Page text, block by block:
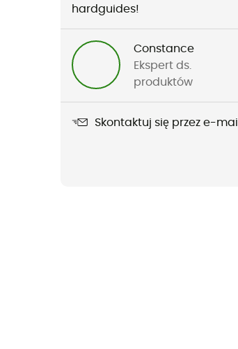
hardguides!
Constance
Ekspert ds.
produktów
Skontaktuj się przez e-mail